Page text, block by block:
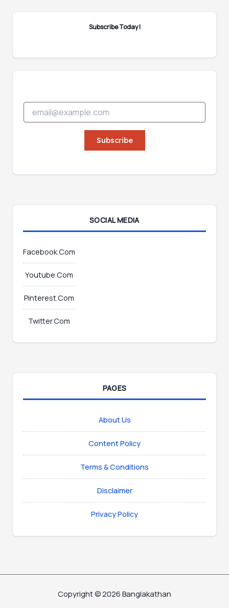
Subscribe Today!
a
i
l
*
E
Subscribe
SOCIAL MEDIA
Facebook.Com
Youtube.Com
Pinterest.Com
Twitter.Com
PAGES
About Us
Content Policy
Terms & Conditions
Disclaimer
Privacy Policy
Copyright © 2026 Banglakathan